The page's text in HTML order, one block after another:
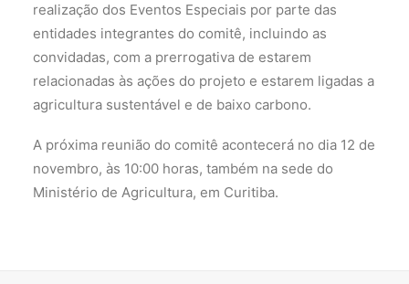
realização dos Eventos Especiais por parte das
entidades integrantes do comitê, incluindo as
convidadas, com a prerrogativa de estarem
relacionadas às ações do projeto e estarem ligadas a
agricultura sustentável e de baixo carbono.
A próxima reunião do comitê acontecerá no dia 12 de
novembro, às 10:00 horas, também na sede do
Ministério de Agricultura, em Curitiba.